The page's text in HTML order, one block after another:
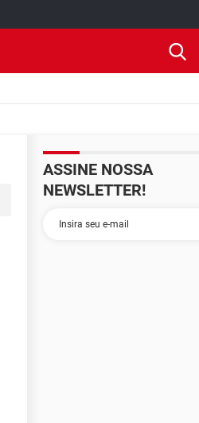
ASSINE NOSSA
NEWSLETTER!